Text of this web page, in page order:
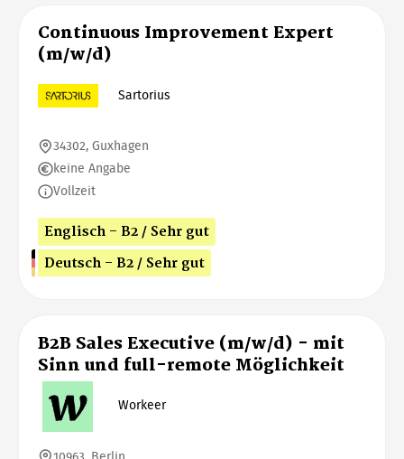
Continuous Improvement Expert
(m/w/d)
Sartorius
34302, Guxhagen
keine Angabe
Vollzeit
Englisch - B2 / Sehr gut
Deutsch - B2 / Sehr gut
B2B Sales Executive (m/w/d) - mit
Sinn und full-remote Möglichkeit
Workeer